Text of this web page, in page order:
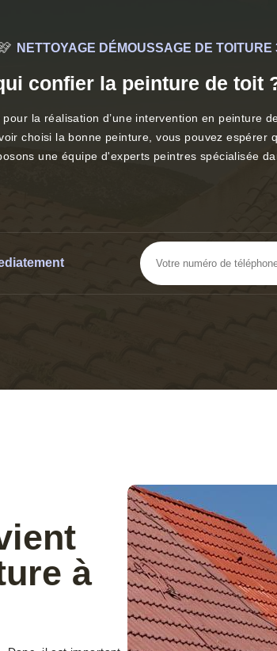
NETTOYAGE DÉMOUSSAGE DE TOITURE
confier la peinture de toit
la réalisation d’une intervention en peinture
choisi la bonne peinture, vous pouvez
une équipe d'experts peintres spécialisée
à